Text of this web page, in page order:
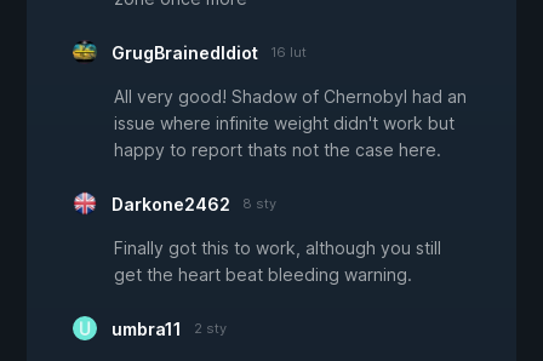
GrugBrainedIdiot 16 lut
All very good! Shadow of Chernobyl had an
issue where infinite weight didn't work but
happy to report thats not the case here.
Darkone2462 8 sty
Finally got this to work, although you still
get the heart beat bleeding warning.
umbra11 2 sty